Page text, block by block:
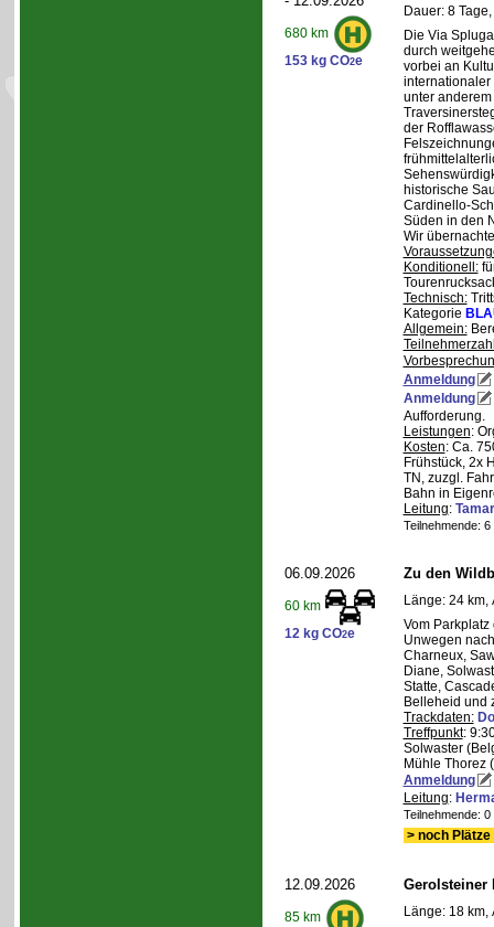
680 km
153 kg CO2e
Dauer: 8
Die Via
durch
vorbei an
internationaler
unter
der
historische
Cardinello-
Süden in den
Wir
Konditionell:
Technisch:
Kategorie
Allgemein:
Anmeldung
Anmeldung
Aufforderung.
Leistungen:
Kosten: Ca.
Frühstück, 2x
TN, zuzgl.
Bahn in
Leitung:
Teilnehmende:
06.09.2026
60 km
12 kg CO2e
Zu den
Länge: 24 km,
Vom
Unwegen
Charneux,
Diane,
Statte,
Belleheid und
Trackdaten:
Treffpunkt:
Solwaster
Mühle Thorez
Anmeldung
Leitung:
Teilnehmende:
> noch
12.09.2026
85 km
Gerolsteiner
Länge: 18 km,